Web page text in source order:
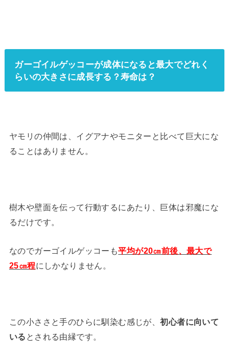
ガーゴイルゲッコーが成体になると最大でどれく
らいの大きさに成長する？寿命は？
ヤモリの仲間は、イグアナやモニターと比べて巨大にな
ることはありません。
樹木や壁面を伝って行動するにあたり、巨体は邪魔にな
るだけです。
なのでガーゴイルゲッコーも平均が20㎝前後、最大で
25㎝程にしかなりません。
この小ささと手のひらに馴染む感じが、初心者に向いて
いる とされる由縁です。